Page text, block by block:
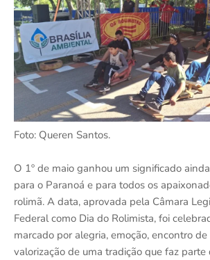
Foto: Queren Santos.
O 1º de maio ganhou um significado
para o Paranoá e para todos os
rolimã. A data, aprovada pela Câmara
Federal como Dia do Rolimista, foi
marcado por alegria, emoção, encontro
valorização de uma tradição que faz parte